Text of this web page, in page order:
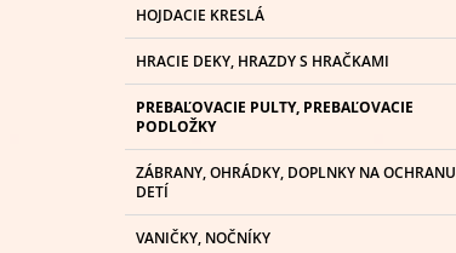
HOJDACIE KRESLÁ
HRACIE DEKY, HRAZDY S HRAČKAMI
PREBAĽOVACIE PULTY, PREBAĽOVACIE
PODLOŽKY
ZÁBRANY, OHRÁDKY, DOPLNKY NA OCHRANU
DETÍ
VANIČKY, NOČNÍKY